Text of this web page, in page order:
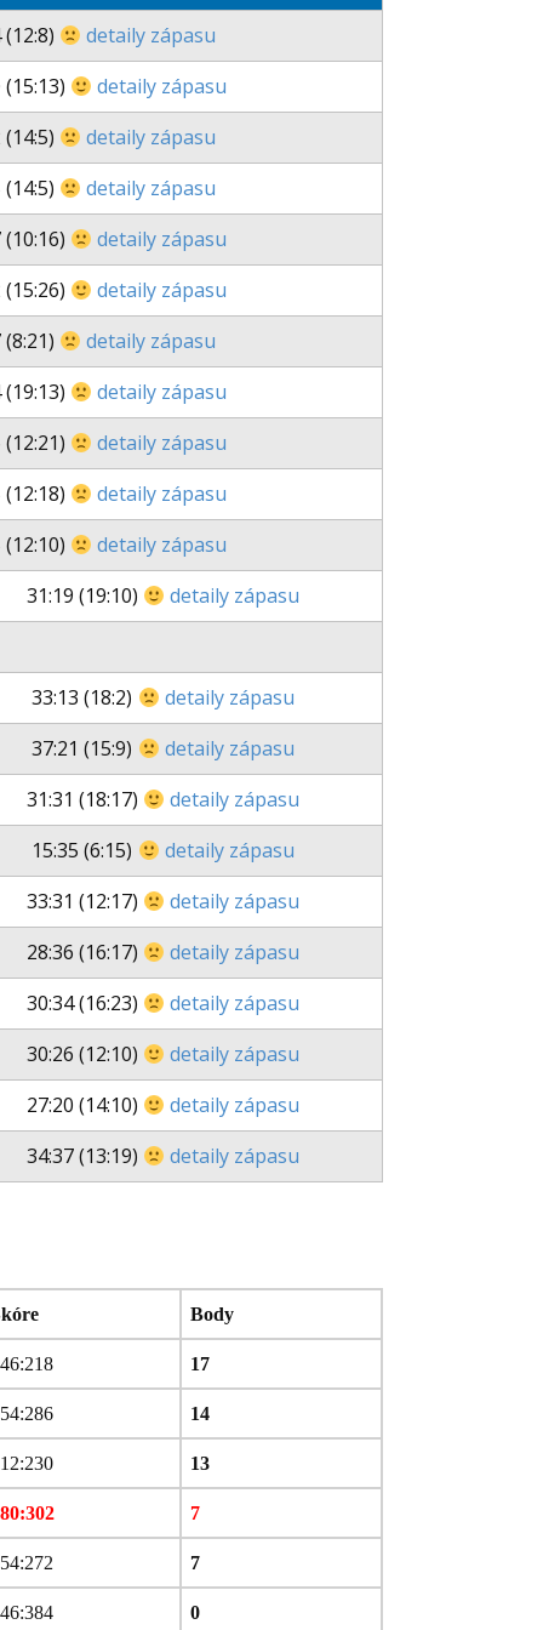
detaily zápasu
(15:13)
detaily zápasu
detaily zápasu
detaily zápasu
(10:16)
detaily zápasu
(15:26)
detaily zápasu
detaily zápasu
(19:13)
detaily zápasu
(12:21)
detaily zápasu
(12:18)
detaily zápasu
(12:10)
detaily zápasu
31:19 (19:10)
detaily zápasu
33:13 (18:2)
detaily zápasu
37:21 (15:9)
detaily zápasu
31:31 (18:17)
detaily zápasu
15:35 (6:15)
detaily zápasu
33:31 (12:17)
detaily zápasu
28:36 (16:17)
detaily zápasu
30:34 (16:23)
detaily zápasu
30:26 (12:10)
detaily zápasu
27:20 (14:10)
detaily zápasu
34:37 (13:19)
detaily zápasu
Body
17
14
13
7
7
0